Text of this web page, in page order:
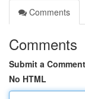
Comments
Comments
Submit a Comment
No HTML